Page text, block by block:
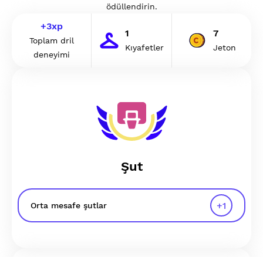
ödüllendirin.
+3xp
Toplam dril
deneyimi
1
Kıyafetler
7
Jeton
Şut
Orta mesafe şutlar +1